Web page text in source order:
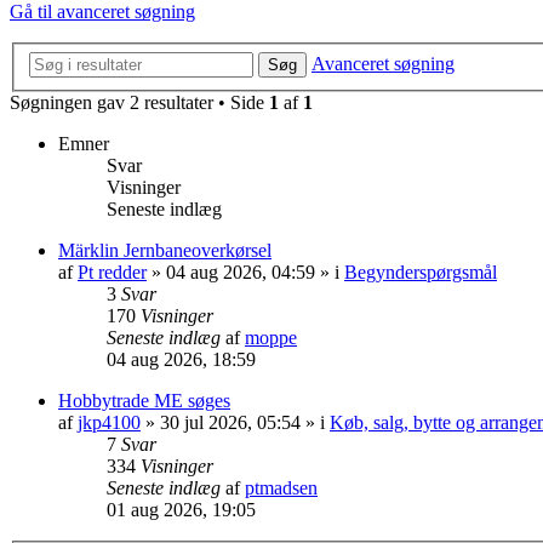
Gå til avanceret søgning
Søg
Avanceret søgning
Søgningen gav 2 resultater • Side 1 af 1
Emner
Svar
Visninger
Seneste indlæg
Märklin Jernbaneoverkørsel
afPt redder» 04 aug 2026, 04:59 » i Begynderspørgsmål
3 Svar
170 Visninger
Seneste indlæg afmoppe
04 aug 2026, 18:59
Hobbytrade ME søges
afjkp4100 » 30 jul 2026, 05:54 » i Køb, salg, bytte og
7 Svar
334 Visninger
Seneste indlæg afptmadsen
01 aug 2026, 19:05